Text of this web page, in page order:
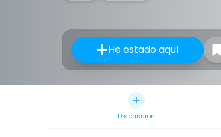
He estado aquí
Discussion